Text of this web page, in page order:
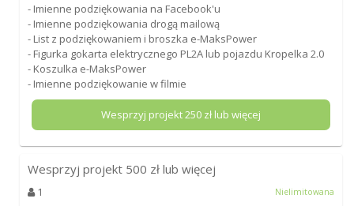
- Imienne podziękowania na Facebook'u
- Imienne podziękowania drogą mailową
- List z podziękowaniem i broszka e-MaksPower
- Figurka gokarta elektrycznego PL2A lub pojazdu Kropelka 2.0
- Koszulka e-MaksPower
- Imienne podziękowanie w filmie
Wesprzyj projekt250zł lub więcej
Wesprzyj projekt 500 zł lub więcej
1 Nielimitowana